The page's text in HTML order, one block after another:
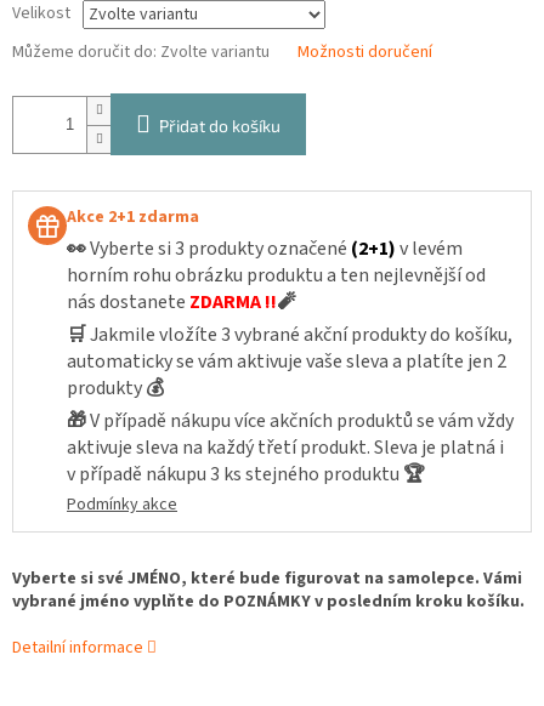
Velikost
Můžeme doručit do: Zvolte variantu Možnosti doručení
Přidat do košíku
Akce 2+1 zdarma
👀Vyberte si 3 produkty označené (2+1)v levém
horním rohu obrázku produktu a ten nejlevnější od
nás dostanete ZDARMA !!🧨
🛒Jakmile vložíte 3 vybrané akční produkty do košíku,
automaticky se vám aktivuje vaše sleva a platíte jen 2
produkty💰
🎁V případě nákupu více akčních produktů se vám vždy
aktivuje sleva na každý třetí produkt. Sleva je platná i
v případě nákupu 3 ks stejného produktu 🏆
Podmínky akce
Vyberte si své JMÉNO, které bude figurovat na samolepce. Vámi
vybrané jméno vyplňte do POZNÁMKY v posledním kroku košíku.
Detailní informace